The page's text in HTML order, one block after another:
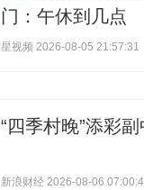
门：午休到几点
星视频 2026-08-05 21:57:31
“四季村晚”添彩
新浪财经 2026-08-06